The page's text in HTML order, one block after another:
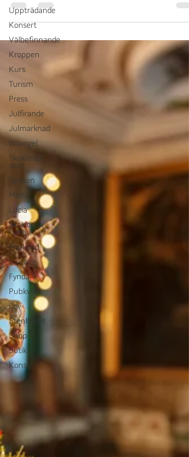
Uppträdande
Konsert
Välbefinnande
Kroppen
Kurs
Turism
Press
Julfirande
Julmarknad
Wrangel
Skokloster
slott
Spöken
Media
Lucia
Skokloster
kyrka
Marknad
Vintage
Fynda
Pubkväll
Lov
Stenhuset
Shop
Butik
Konst